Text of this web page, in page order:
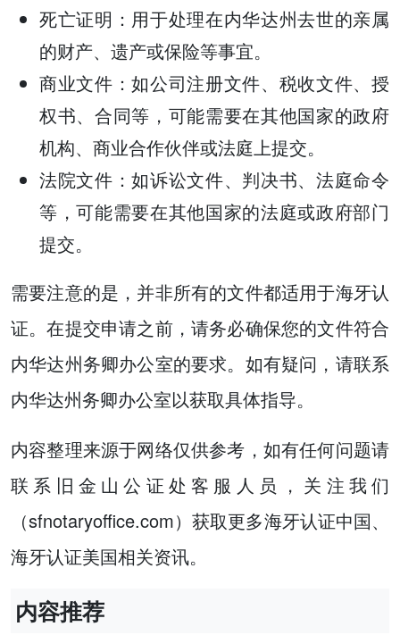
死亡证明：用于处理在内华达州去世的亲属
的财产、遗产或保险等事宜。
商业文件：如公司注册文件、税收文件、授
权书、合同等，可能需要在其他国家的政府
机构、商业合作伙伴或法庭上提交。
法院文件：如诉讼文件、判决书、法庭命令
等，可能需要在其他国家的法庭或政府部门
提交。
需要注意的是，并非所有的文件都适用于海牙认
证。在提交申请之前，请务必确保您的文件符合
内华达州务卿办公室的要求。如有疑问，请联系
内华达州务卿办公室以获取具体指导。
内容整理来源于网络仅供参考，如有任何问题请
联系旧金山公证处客服人员，关注我们
（sfnotaryoffice.com）获取更多海牙认证中国、
海牙认证美国相关资讯。
内容推荐